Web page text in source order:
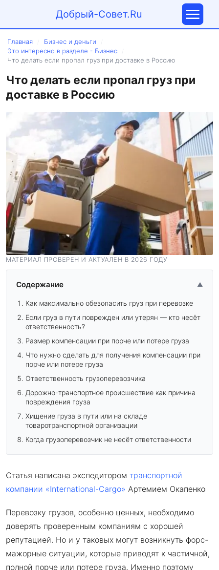
Добрый-Совет.Ru
Главная Бизнес и деньги
Это интересно в разделе - Бизнес
Что делать если пропал груз при доставке в Россию
Что делать если пропал груз при
доставке в Россию
МАТЕРИАЛ ПРОВЕРЕН И АКТУАЛЕН В 2026 ГОДУ
Содержание ▲
Как максимально обезопасить груз при перевозке
Если груз в пути поврежден или утерян — кто несёт
ответственность?
Размер компенсации при порче или потере груза
Что нужно сделать для получения компенсации при
порче или потере груза
Ответственность грузоперевозчика
Дорожно-транспортное происшествие как причина
повреждения груза
Хищение груза в пути или на складе
товаротранспортной организации
Когда грузоперевозчик не несёт ответственности
Статья написана экспедитором транспортной
компании «International-Cargo» Артемием Окапенко
Перевозку грузов, особенно ценных, необходимо
доверять проверенным компаниям с хорошей
репутацией. Но и у таковых могут возникнуть форс-
мажорные ситуации, которые приводят к частичной,
полной порче или потере груза. Именно поэтому